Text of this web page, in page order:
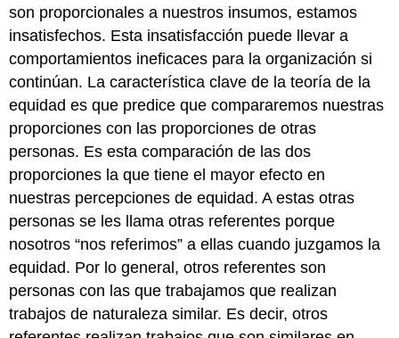
son proporcionales a nuestros insumos, estamos
insatisfechos. Esta insatisfacción puede llevar a
comportamientos ineficaces para la organización si
continúan. La característica clave de la teoría de la
equidad es que predice que compararemos nuestras
proporciones con las proporciones de otras
personas. Es esta comparación de las dos
proporciones la que tiene el mayor efecto en
nuestras percepciones de equidad. A estas otras
personas se les llama otras referentes porque
nosotros “nos referimos” a ellas cuando juzgamos la
equidad. Por lo general, otros referentes son
personas con las que trabajamos que realizan
trabajos de naturaleza similar. Es decir, otros